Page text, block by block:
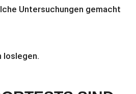
Untersuchungen gemacht
loslegen.